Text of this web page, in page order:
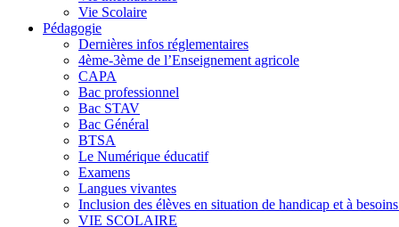
Vie Scolaire
Pédagogie
Dernières infos réglementaires
4ème-3ème de l’Enseignement agricole
CAPA
Bac professionnel
Bac STAV
Bac Général
BTSA
Le Numérique éducatif
Examens
Langues vivantes
Inclusion des élèves en situation de handicap et à
VIE SCOLAIRE